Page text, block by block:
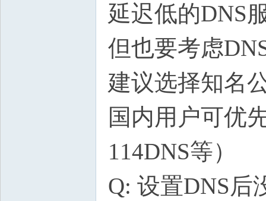
延迟低的DNS
但也要考虑
建议选择知名
国内用户可优
114DNS等）
Q: 设置DNS后